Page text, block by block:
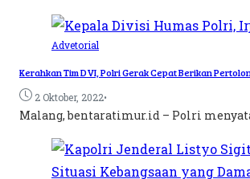
Advetorial
Kerahkan Tim DVI, Polri Gerak Cepat Berikan
2 Oktober, 2022•
Malang, bentaratimur.id – Polri